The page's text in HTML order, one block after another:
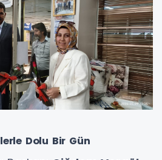
Dolu Bir Gün